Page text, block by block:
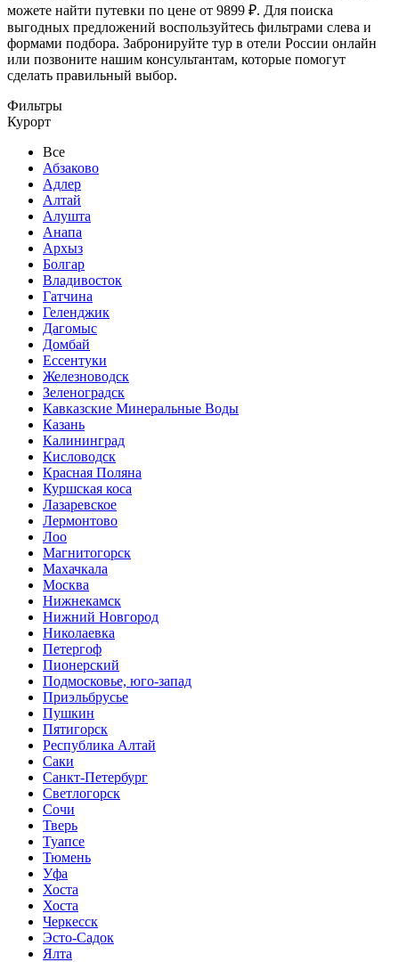
можете найти путевки по цене от 9899 ₽. Для поиска
выгодных предложений воспользуйтесь фильтрами слева и
формами подбора. Забронируйте тур в отели России онлайн
или позвоните нашим консультантам, которые помогут
сделать правильный выбор.
Фильтры
Курорт
Все
Абзаково
Адлер
Алтай
Алушта
Анапа
Архыз
Болгар
Владивосток
Гатчина
Геленджик
Дагомыс
Домбай
Ессентуки
Железноводск
Зеленоградск
Кавказские Минеральные Воды
Казань
Калининград
Кисловодск
Красная Поляна
Куршская коса
Лазаревское
Лермонтово
Лоо
Магнитогорск
Махачкала
Москва
Нижнекамск
Нижний Новгород
Николаевка
Петергоф
Пионерский
Подмосковье, юго-запад
Приэльбрусье
Пушкин
Пятигорск
Республика Алтай
Саки
Санкт-Петербург
Светлогорск
Сочи
Тверь
Туапсе
Тюмень
Уфа
Хоста
Хоста
Черкесск
Эсто-Садок
Ялта